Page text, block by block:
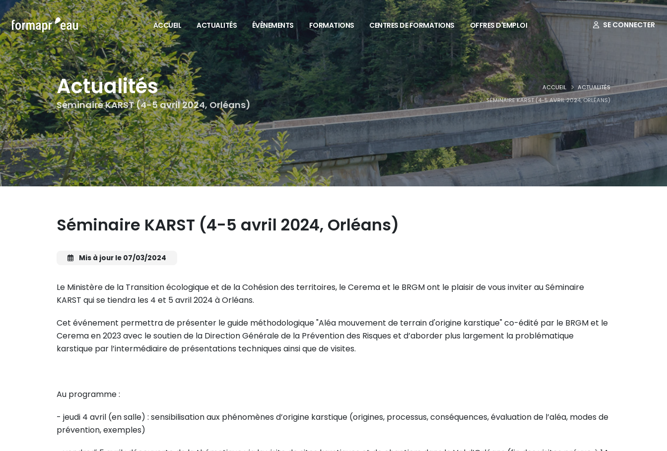
ACCUEIL ACTUALITÉS ÉVÈNEMENTS FORMATIONS CENTRES DE FORMATIONS OFFRES D'EMPLOI SE CONNECTER
Actualités
Séminaire KARST (4-5 avril 2024, Orléans)
ACCUEIL
ACTUALITÉS
SÉMINAIRE KARST (4-5 AVRIL 2024, ORLÉANS)
Séminaire KARST (4-5 avril 2024, Orléans)
Mis à jour le 07/03/2024
Le Ministère de la Transition écologique et de la Cohésion des territoires, le Cerema et le BRGM ont le plaisir de vous inviter au Séminaire
KARST qui se tiendra les 4 et 5 avril 2024 à Orléans.
Cet événement permettra de présenter le guide méthodologique "Aléa mouvement de terrain d'origine karstique" co-édité par le BRGM et le
Cerema en 2023 avec le soutien de la Direction Générale de la Prévention des Risques et d’aborder plus largement la problématique
karstique par l’intermédiaire de présentations techniques ainsi que de visites.
Au programme :
- jeudi 4 avril (en salle) : sensibilisation aux phénomènes d’origine karstique (origines, processus, conséquences, évaluation de l’aléa, modes de
prévention, exemples)